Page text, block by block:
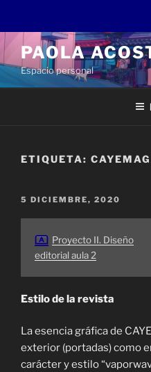
Saltar
al
contenido
PAOLA
Espacio personal
ETIQUETA:
PUBLICADO
5 DICIEMBRE, 2020
Proyecto II. Diseño
editorial aula 2
Estilo de la revista
La esencia gráfica de
exterior (portadas) como
carácter y estilo